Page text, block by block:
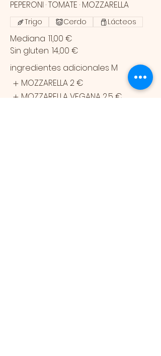
PEPERONI · TOMATE · MOZZARELLA
Mediana 11,00 €
Sin gluten 14,00 €
Trigo Cerdo Lácteos
ingredientes adicionales M
MOZZARELLA2 €
MOZZARELLA VEGANA 2,5 €